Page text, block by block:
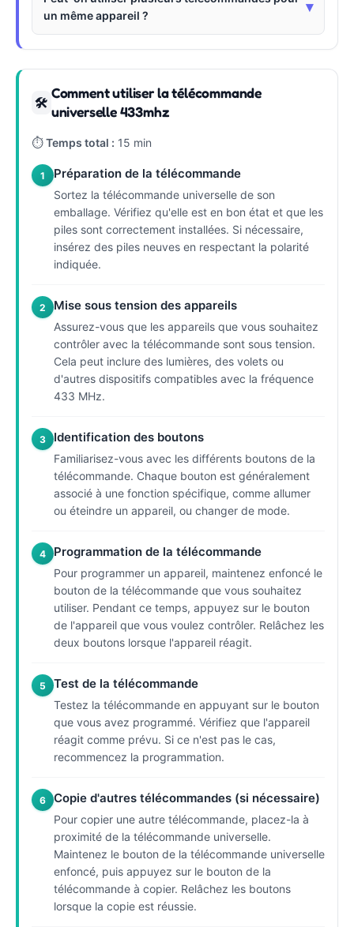
un même appareil ?
▾
🛠
Comment utiliser la télécommande
universelle 433mhz
⏱Temps total : 15 min
1 Préparation de la télécommande
Sortez la télécommande universelle de son
emballage. Vérifiez qu'elle est en bon état et que les
piles sont correctement installées. Si nécessaire,
insérez des piles neuves en respectant la polarité
indiquée.
2 Mise sous tension des appareils
Assurez-vous que les appareils que vous souhaitez
contrôler avec la télécommande sont sous tension.
Cela peut inclure des lumières, des volets ou
d'autres dispositifs compatibles avec la fréquence
433 MHz.
3 Identification des boutons
Familiarisez-vous avec les différents boutons de la
télécommande. Chaque bouton est généralement
associé à une fonction spécifique, comme allumer
ou éteindre un appareil, ou changer de mode.
4 Programmation de la télécommande
Pour programmer un appareil, maintenez enfoncé le
bouton de la télécommande que vous souhaitez
utiliser. Pendant ce temps, appuyez sur le bouton
de l'appareil que vous voulez contrôler. Relâchez les
deux boutons lorsque l'appareil réagit.
5 Test de la télécommande
Testez la télécommande en appuyant sur le bouton
que vous avez programmé. Vérifiez que l'appareil
réagit comme prévu. Si ce n'est pas le cas,
recommencez la programmation.
6 Copie d'autres télécommandes (si nécessaire)
Pour copier une autre télécommande, placez-la à
proximité de la télécommande universelle.
Maintenez le bouton de la télécommande universelle
enfoncé, puis appuyez sur le bouton de la
télécommande à copier. Relâchez les boutons
lorsque la copie est réussie.